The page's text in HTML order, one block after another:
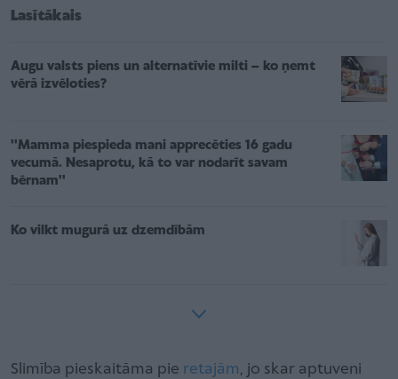
Lasītākais
Augu valsts piens un alternatīvie milti – ko ņemt
vērā izvēloties?
''Mamma piespieda mani apprecēties 16 gadu
vecumā. Nesaprotu, kā to var nodarīt savam
bērnam''
Ko vilkt mugurā uz dzemdībām
Slimība pieskaitāma pie retajām, jo skar aptuveni